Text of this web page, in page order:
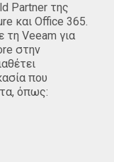
Partner της
και Office 365.
τη Veeam για
στην
που
όπως: